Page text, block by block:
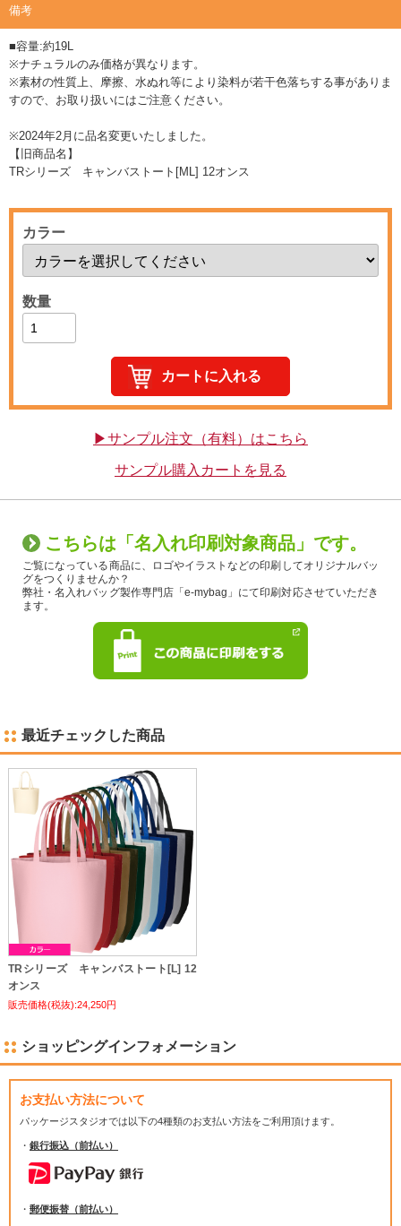
備考
■容量:約19L
※ナチュラルのみ価格が異なります。
※素材の性質上、摩擦、水ぬれ等により染料が若干色落ちする事がありま
すので、お取り扱いにはご注意ください。
※2024年2月に品名変更いたしました。
【旧商品名】
TRシリーズ キャンバストート[ML] 12オンス
カラー
数量
▶サンプル注文（有料）はこちら
サンプル購入カートを見る
こちらは「名入れ印刷対象商品」です。
ご覧になっている商品に、ロゴやイラストなどの印刷してオリジナルバッ
グをつくりませんか？
弊社・名入れバッグ製作専門店「e-mybag」にて印刷対応させていただき
ます。
最近チェックした商品
TRシリーズ キャンバストート[L] 12
オンス
販売価格(税抜):24,250円
ショッピングインフォメーション
お支払い方法について
パッケージスタジオでは以下の4種類のお支払い方法をご利用頂けます。
・ 銀行振込（前払い）
・ 郵便振替（前払い）